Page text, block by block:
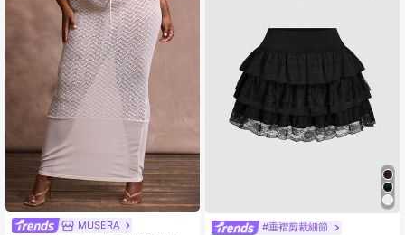
MUSERA #垂褶剪裁細節